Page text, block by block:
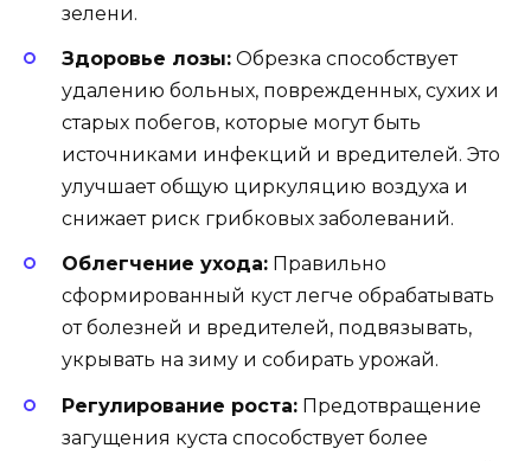
зелени.
Здоровье лозы: Обрезка способствует
удалению больных, поврежденных, сухих и
старых побегов, которые могут быть
источниками инфекций и вредителей. Это
улучшает общую циркуляцию воздуха и
снижает риск грибковых заболеваний.
Облегчение ухода: Правильно
сформированный куст легче обрабатывать
от болезней и вредителей, подвязывать,
укрывать на зиму и собирать урожай.
Регулирование роста: Предотвращение
загущения куста способствует более